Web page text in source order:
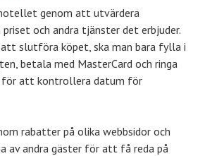
genom att utvärdera
och andra tjänster det erbjuder.
slutföra köpet, ska man bara fylla i
betala med MasterCard och ringa
för att kontrollera datum för
rabatter på olika webbsidor och
av andra gäster för att få reda på